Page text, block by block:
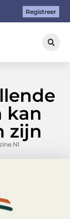
Registreer
kan
zijn